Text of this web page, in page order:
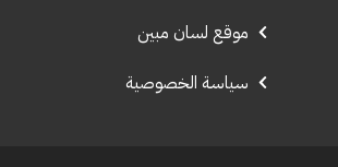
موقع لسان مبين
سياسة الخصوصية